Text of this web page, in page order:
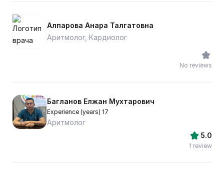
Алпарова Анара Талгатовна
Аритмолог, Кардиолог
No reviews
Багланов Елжан Мухтарович
Experience (years) 17
Аритмолог
5.0
1 review